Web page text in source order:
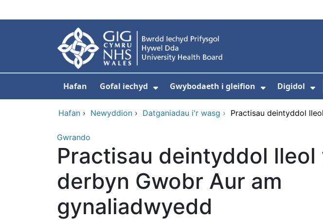
Hafan Gofal iechyd
Dangos isddewislen ar gyfer
Gwybodaeth i gleifion
Dangos
Digidol
Hafan › Newyddion › Datganiadau i'r wasg › Practisau deintyddol
Gwrando
Practisau deintyddol lleol
derbyn Gwobr Aur am
gynaliadwyedd